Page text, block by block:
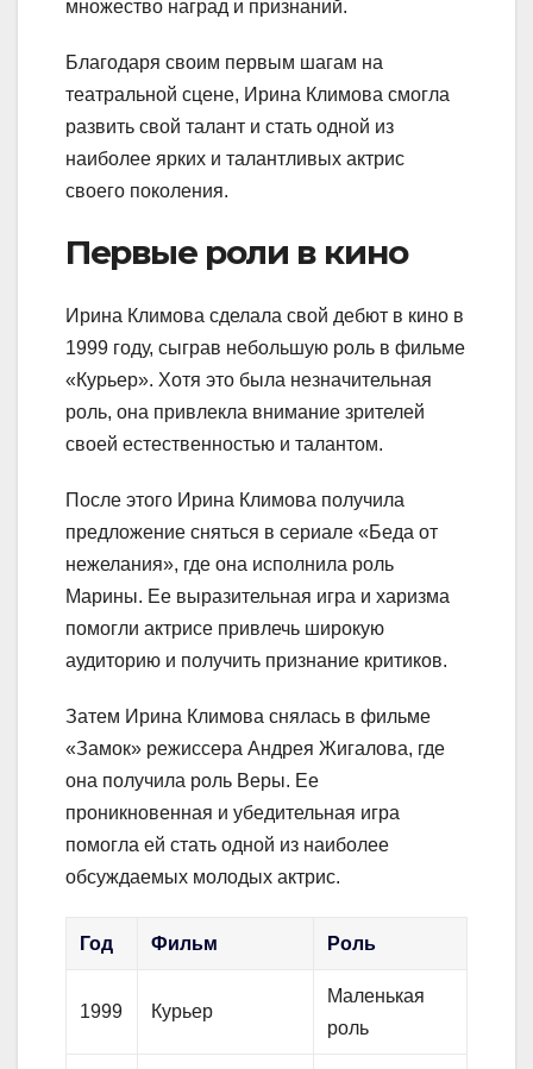
множество наград и признаний.
Благодаря своим первым шагам на
театральной сцене, Ирина Климова смогла
развить свой талант и стать одной из
наиболее ярких и талантливых актрис
своего поколения.
Первые роли в кино
Ирина Климова сделала свой дебют в кино в
1999 году, сыграв небольшую роль в фильме
«Курьер». Хотя это была незначительная
роль, она привлекла внимание зрителей
своей естественностью и талантом.
После этого Ирина Климова получила
предложение сняться в сериале «Беда от
нежелания», где она исполнила роль
Марины. Ее выразительная игра и харизма
помогли актрисе привлечь широкую
аудиторию и получить признание критиков.
Затем Ирина Климова снялась в фильме
«Замок» режиссера Андрея Жигалова, где
она получила роль Веры. Ее
проникновенная и убедительная игра
помогла ей стать одной из наиболее
обсуждаемых молодых актрис.
Год Фильм Роль
1999 Курьер
Маленькая
роль